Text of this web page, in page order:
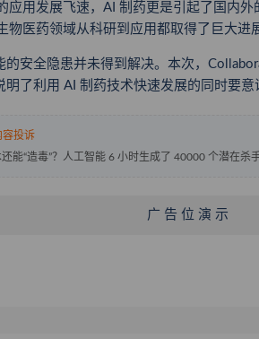
应用发展飞速，AI 制药更是引起了国内
物医药领域从科研到应用都取得了巨大进
安全隐患并未得到解决。本次，
了利用 AI 制药技术快速发展的同时要意
容投诉
能“造毒”？人工智能 6 小时生成了 40000 个潜在杀
广 告 位 演 示